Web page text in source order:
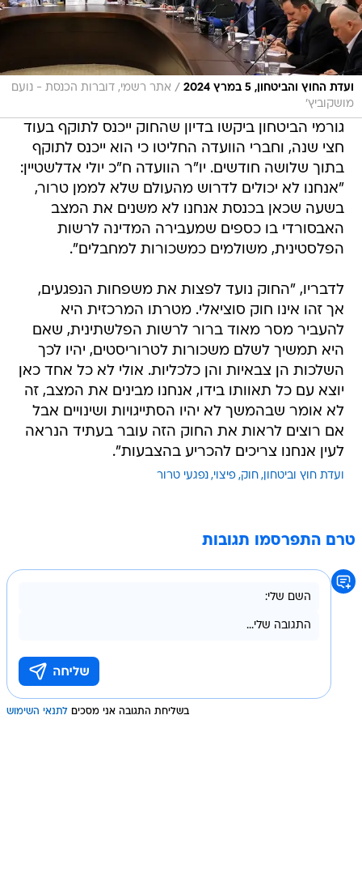
ועדת החוץ והביטחון, 5 במרץ 2024 / אתר רשמי, דוברות הכנסת - נועם
מושקוביץ'
גורמי הביטחון ביקשו בדיון שהחוק ייכנס לתוקף בעוד
חצי שנה, וחברי הוועדה החליטו כי הוא ייכנס לתוקף
בתוך שלושה חודשים. יו"ר הוועדה ח"כ יולי אדלשטיין:
"אנחנו לא יכולים לדרוש מהעולם שלא לממן טרור,
בשעה שכאן בכנסת אנחנו לא משנים את המצב
האבסורדי בו כספים שמעבירה המדינה לרשות
הפלסטינית, משולמים כמשכורות למחבלים".
לדבריו, "החוק נועד לפצות את משפחות הנפגעים,
אך זהו אינו חוק סוציאלי. מטרתו המרכזית היא
להעביר מסר מאוד ברור לרשות הפלשתינית, שאם
היא תמשיך לשלם משכורות לטרוריסטים, יהיו לכך
השלכות הן צבאיות והן כלכליות. אולי לא כל אחד כאן
יוצא עם כל תאוותו בידו, אנחנו מבינים את המצב, זה
לא אומר שבהמשך לא יהיו הסתייגויות ושינויים אבל
אם רוצים לראות את החוק הזה עובר בעתיד הנראה
לעין אנחנו צריכים להכריע בהצבעות".
ועדת חוץ וביטחון חוק פיצוי נפגעי טרור
טרם התפרסמו תגובות
בשליחת התגובה אני מסכים לתנאי השימוש